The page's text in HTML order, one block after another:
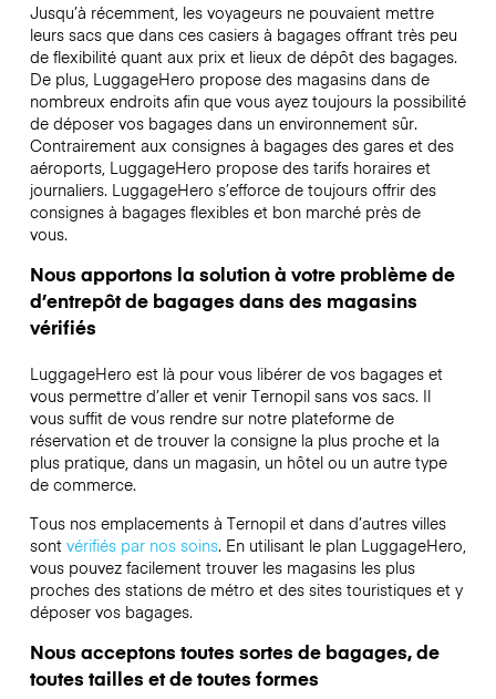
Jusqu’à récemment, les voyageurs ne pouvaient mettre
leurs sacs que dans ces casiers à bagages offrant très peu
de flexibilité quant aux prix et lieux de dépôt des bagages.
De plus, LuggageHero propose des magasins dans de
nombreux endroits afin que vous ayez toujours la possibilité
de déposer vos bagages dans un environnement sûr.
Contrairement aux consignes à bagages des gares et des
aéroports, LuggageHero propose des tarifs horaires et
journaliers. LuggageHero s’efforce de toujours offrir des
consignes à bagages flexibles et bon marché près de
vous.
Nous apportons la solution à votre problème de
d’entrepôt de bagages dans des magasins
vérifiés
LuggageHero est là pour vous libérer de vos bagages et
vous permettre d’aller et venir Ternopil sans vos sacs. Il
vous suffit de vous rendre sur notre plateforme de
réservation et de trouver la consigne la plus proche et la
plus pratique, dans un magasin, un hôtel ou un autre type
de commerce.
Tous nos emplacements à Ternopil et dans d’autres villes
sont vérifiés par nos soins. En utilisant le plan LuggageHero,
vous pouvez facilement trouver les magasins les plus
proches des stations de métro et des sites touristiques et y
déposer vos bagages.
Nous acceptons toutes sortes de bagages, de
toutes tailles et de toutes formes